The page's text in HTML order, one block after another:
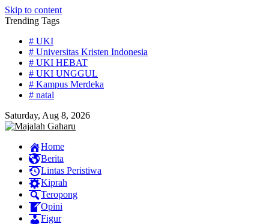
Skip to content
Trending Tags
# UKI
# Universitas Kristen Indonesia
# UKI HEBAT
# UKI UNGGUL
# Kampus Merdeka
# natal
Saturday, Aug 8, 2026
Home
Berita
Lintas Peristiwa
Kiprah
Teropong
Opini
Figur